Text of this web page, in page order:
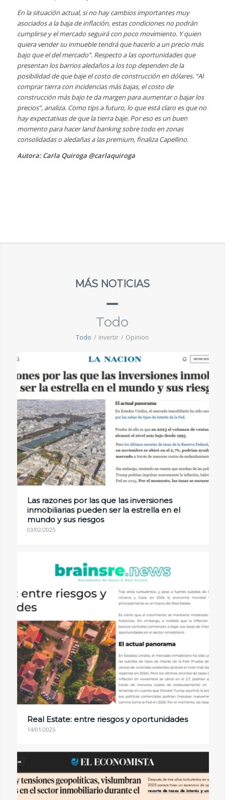
En la situación actual, si no hay cambios importantes muy
asociados a la baja de inflación, estas condiciones no podrán
cumplirse y el mercado seguirá con poco movimiento. Y quien
quiera vender su inmueble tendrá que hacerlo a un precio más
bajo que el del mercado”. Respecto a las oportunidades que
presentan los barrios aledaños a los top dependen de la
posibilidad de que baje el costo de construcción en dólares. “Al
comprar tierra con incidencias más bajas, el costo de
construcción más bajo te da margen para aumentar o bajar los
precios”, analiza. Como tips a futuro, lo que está claro es que no
hay expectativas de que la tierra baje. Por eso es un buen
momento para hacer land banking sobre todo en zonas
consolidadas o aledañas a las premium, finaliza Capellino.
Autora: Carla Quiroga @carlaquiroga
MÁS NOTICIAS
Todo
Todo / Invertir / Opinion
Las razones por las que las inversiones
inmobiliarias pueden ser la estrella en el
mundo y sus riesgos
03/02/2025
Real Estate: entre riesgos y oportunidades
14/01/2025